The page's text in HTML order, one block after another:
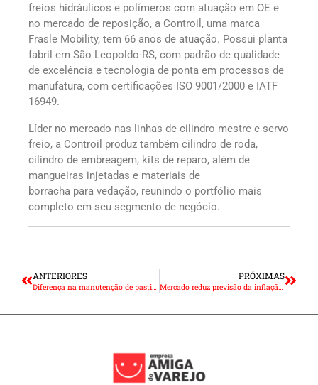
freios hidráulicos e polímeros com atuação em OE e
no mercado de reposição, a Controil, uma marca
Frasle Mobility, tem 66 anos de atuação. Possui planta
fabril em São Leopoldo-RS, com padrão de qualidade
de excelência e tecnologia de ponta em processos de
manufatura, com certificações ISO 9001/2000 e IATF
16949.
Líder no mercado nas linhas de cilindro mestre e servo
freio, a Controil produz também cilindro de roda,
cilindro de embreagem, kits de reparo, além de
mangueiras injetadas e materiais de
borracha para vedação, reunindo o portfólio mais
completo em seu segmento de negócio.
ANTERIORES
Diferença na manutenção de pastilhas de freio com ou sem alarme
PRÓXIMAS
Mercado reduz previsão da inflação de 4,51% para 4,49% este ano